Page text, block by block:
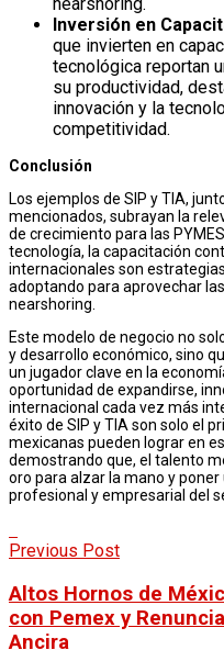
Inversión en
que invierten en
tecnológica reportan
su productividad,
innovación y la
competitividad.
Conclusión
Los ejemplos de SIP y TIA,
mencionados, subrayan la
de crecimiento para las
tecnología, la capacitación
internacionales son
adoptando para aprovechar
nearshoring.
Este modelo de negocio no
y desarrollo económico, sino
un jugador clave en la
oportunidad de expandirse,
internacional cada vez más
éxito de SIP y TIA son solo el
mexicanas pueden lograr en
demostrando que, el talento
oro para alzar la mano y
profesional y empresarial del
Previous Post
Altos Hornos de
con Pemex y
Ancira